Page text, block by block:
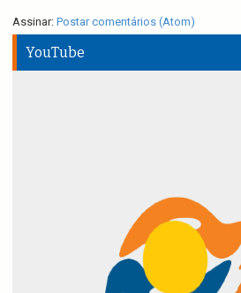
Assinar: Postar comentários (Atom)
YouTube